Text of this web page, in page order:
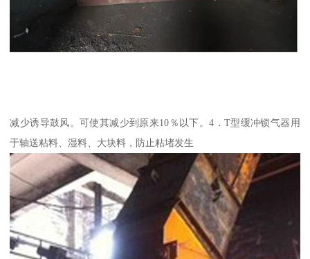
减少诱导鼓风。可使其减少到原来10％以下。4．T型缓冲锁气器用
于轴送粘料、湿料、大块料，防止粘堵发生